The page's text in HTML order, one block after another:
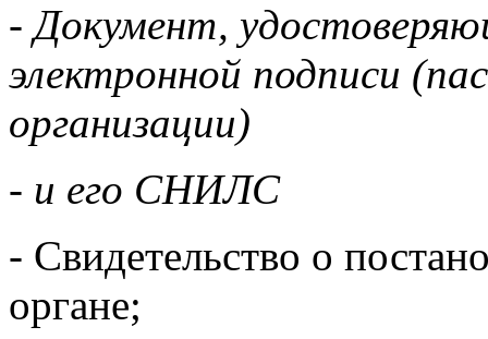
- Документ,
электронной подписи
организации)
- и его СНИЛС
- Свидетельство о
органе;